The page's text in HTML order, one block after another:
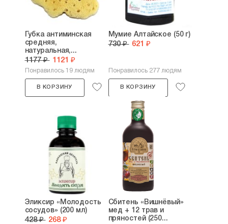
Губка антиминская
средняя,
натуральная,...
1177 ₽ 1121 ₽
Понравилось 19 людям
В КОРЗИНУ
Мумие Алтайское (50 г)
730 ₽ 621 ₽
Понравилось 277 людям
В КОРЗИНУ
Эликсир «Молодость
сосудов» (200 мл)
428 ₽ 268 ₽
Сбитень «Вишнёвый»
мед + 12 трав и
пряностей (250...